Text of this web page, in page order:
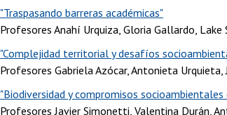
"Traspasando barreras académicas"
Profesores Anahí Urquiza, Gloria Gallardo,
"Complejidad territorial y desafíos
Profesores Gabriela Azócar, Antonieta Urquieta,
"Biodiversidad y compromisos
Profesores Javier Simonetti, Valentina Durán,